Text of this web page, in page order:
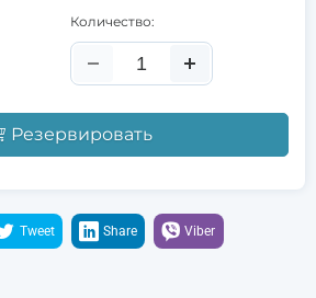
Количество:
Резервировать
Tweet Share Viber